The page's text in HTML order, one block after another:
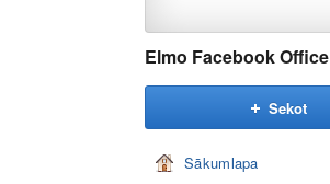
Elmo Facebook Office
Sekot
Sākumlapa